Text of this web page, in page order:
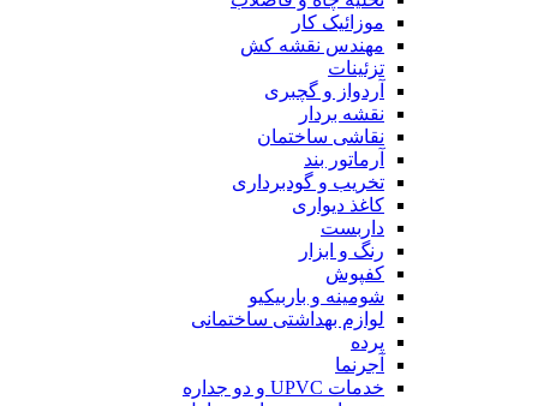
موزائیک کار
مهندس نقشه کش
تزئینات
آردواز و گچبری
نقشه بردار
نقاشی ساختمان
آرماتور بند
تخریب و گودبرداری
کاغذ دیواری
داربست
رنگ و ابزار
کفپوش
شومینه و باربیکیو
لوازم بهداشتی ساختمانی
پرده
آجرنما
خدمات UPVC و دو جداره